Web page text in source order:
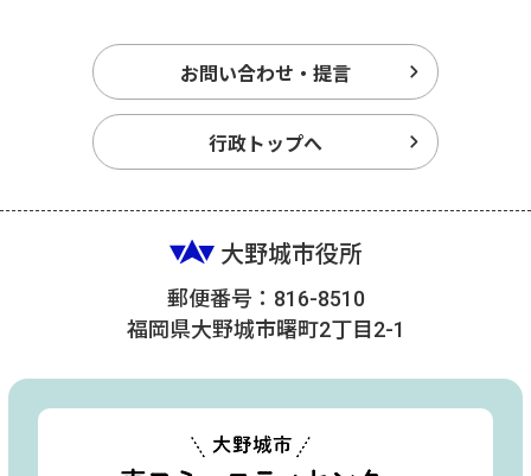
お問い合わせ・提言
行政トップへ
大野城市役所
郵便番号：816-8510
福岡県大野城市曙町2丁目2-1